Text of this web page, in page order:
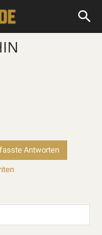
Antworten